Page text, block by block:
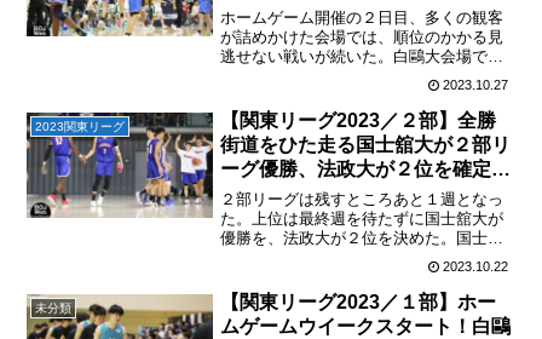
節/2023.10.22）
ホームゲーム開催の２日目、多くの観客
が詰めかけた会場では、順位のかかる見
逃せない戦いが続いた。白鷗大会場では
上位リーグの息詰まる２戦と、下位リー
グでは降格のかかる戦いで13位の早稲田
大が14位の江戸川大を下した。３位の日
本大に挑んだ大東文化...
2023.10.27
2023関東リーグ
【関東リーグ2023／２部】全勝
街道をひた走る国士舘大が２部リ
ーグ優勝、法政大が２位を確定
（20戦終了時点/2023.10.22）
２部リーグは残すところあと１週となっ
た。上位は最終週を待たずに国士舘大が
優勝を、法政大が２位を決めた。国士舘
大は残す２試合で全勝優勝が達成できる
かどうかが注目だ。この２校が１部との
入れ替え戦（11/7〜11/10開催予定）に進
む。国士舘大は...
2023.10.22
未分類
【関東リーグ2023／１部】ホー
ムゲームウイークスタート！白鷗